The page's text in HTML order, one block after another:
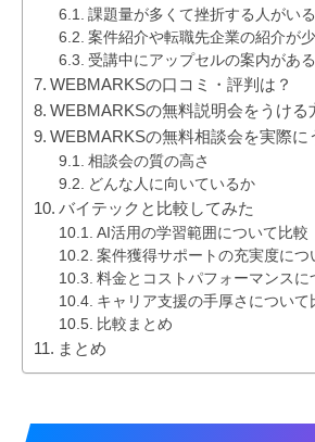
課題量が多くて挫折する人がいる
案件紹介や転職先企業の紹介が
受講中にアップセルの案内がある
WEBMARKSの口コミ・評判は？
WEBMARKSの無料説明会をうける
WEBMARKSの無料相談会を実際に
相談会の質の高さ
どんな人に向いているか
バイテックと比較してみた
AI活用の学習範囲について比較
案件獲得サポートの充実度につ
料金とコストパフォーマンスに
キャリア支援の手厚さについて
比較まとめ
まとめ